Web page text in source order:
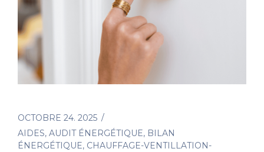
OCTOBRE 24. 2025
AIDES, AUDIT ÉNERGÉTIQUE, BILAN
ÉNERGÉTIQUE, CHAUFFAGE-VENTILLATION-